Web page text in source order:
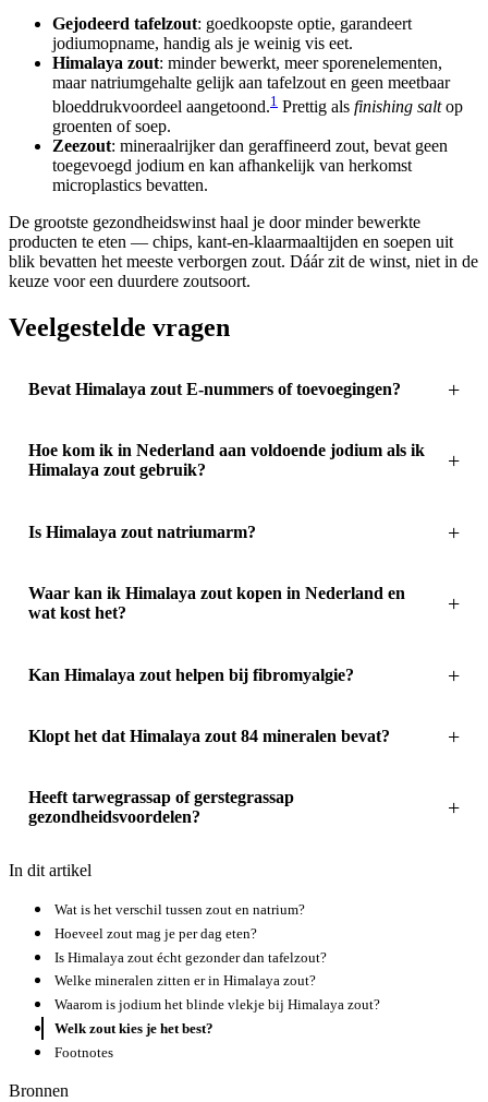
Gejodeerd tafelzout: goedkoopste optie, garandeert
jodiumopname, handig als je weinig vis eet.
Himalaya zout: minder bewerkt, meer sporenelementen,
maar natriumgehalte gelijk aan tafelzout en geen meetbaar
bloeddrukvoordeel aangetoond.1 Prettig als finishing saltop
groenten of soep.
Zeezout: mineraalrijker dan geraffineerd zout, bevat geen
toegevoegd jodium en kan afhankelijk van herkomst
microplastics bevatten.
De grootste gezondheidswinst haal je door minder bewerkte
producten te eten — chips, kant-en-klaarmaaltijden en soepen uit
blik bevatten het meeste verborgen zout. Dáár zit de winst, niet in de
keuze voor een duurdere zoutsoort.
Veelgestelde vragen
Bevat Himalaya zout E-nummers of toevoegingen?
Hoe kom ik in Nederland aan voldoende jodium als ik
Himalaya zout gebruik?
Is Himalaya zout natriumarm?
Waar kan ik Himalaya zout kopen in Nederland en
wat kost het?
Kan Himalaya zout helpen bij fibromyalgie?
Klopt het dat Himalaya zout 84 mineralen bevat?
Heeft tarwegrassap of gerstegrassap
gezondheidsvoordelen?
In dit artikel
Wat is het verschil tussen zout en natrium?
Hoeveel zout mag je per dag eten?
Is Himalaya zout écht gezonder dan tafelzout?
Welke mineralen zitten er in Himalaya zout?
Waarom is jodium het blinde vlekje bij Himalaya zout?
Welk zout kies je het best?
Footnotes
Bronnen